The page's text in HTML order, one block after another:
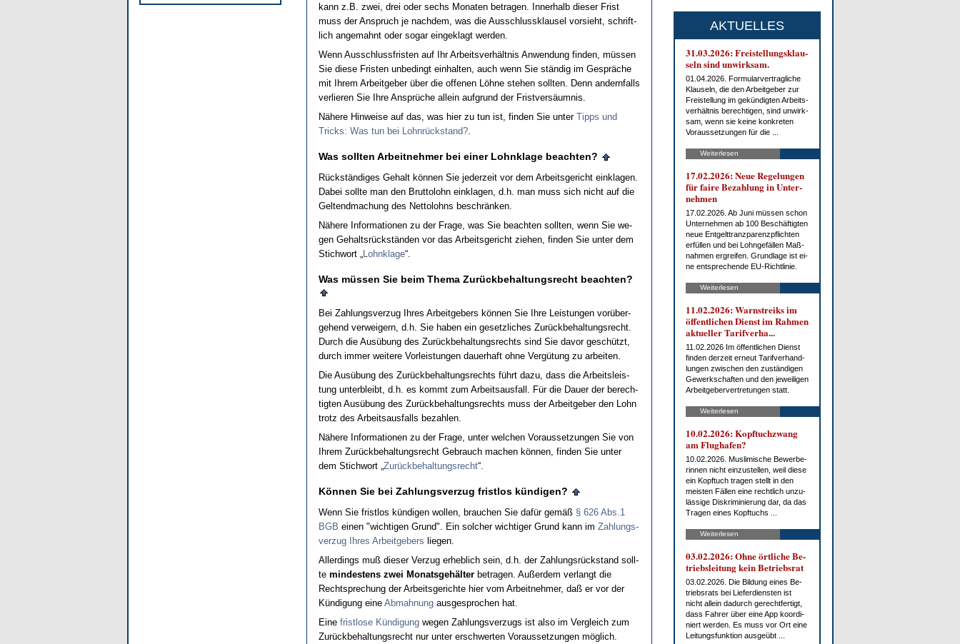
kann z.B. zwei, drei oder sechs Mo­na­ten be­tra­gen. In­ner­halb die­ser Frist
muss der An­spruch je nach­dem, was die Aus­schluss­klau­sel vor­sieht, schrift­
lich an­ge­mahnt oder so­gar ein­ge­klagt wer­den.
Wenn Aus­schluss­fris­ten auf Ihr Ar­beits­verhält­nis An­wen­dung fin­den, müssen
Sie die­se Fris­ten un­be­dingt ein­hal­ten, auch wenn Sie ständig im Gespräche
mit Ih­rem Ar­beit­ge­ber über die of­fe­nen Löhne ste­hen soll­ten. Denn an­dern­falls
ver­lie­ren Sie Ih­re Ansprüche al­lein auf­grund der Frist­versäum­nis.
Nähe­re Hin­wei­se auf das, was hier zu tun ist, fin­den Sie un­ter Tipps und
Tricks: Was tun bei Lohnrück­stand?.
Was soll­ten Ar­beit­neh­mer bei ei­ner Lohn­kla­ge be­ach­ten?
Rückständi­ges Ge­halt können Sie je­der­zeit vor dem Ar­beits­ge­richt ein­kla­gen.
Da­bei soll­te man den Brut­to­lohn ein­kla­gen, d.h. man muss sich nicht auf die
Gel­tend­ma­chung des Net­to­lohns be­schränken.
Nähe­re In­for­ma­tio­nen zu der Fra­ge, was Sie be­ach­ten soll­ten, wenn Sie we­
gen Ge­haltsrückständen vor das Ar­beits­ge­richt zie­hen, fin­den Sie un­ter dem
Stich­wort „Lohn­kla­ge“.
Was müssen Sie beim The­ma Zurück­be­hal­tungs­recht be­ach­ten?
Bei Zah­lungs­ver­zug Ih­res Ar­beit­ge­bers können Sie Ih­re Leis­tun­gen vorüber­
ge­hend ver­wei­gern, d.h. Sie ha­ben ein ge­setz­li­ches Zurück­be­hal­tungs­recht.
Durch die Ausübung des Zurück­be­hal­tungs­rechts sind Sie da­vor geschützt,
durch im­mer wei­te­re Vor­leis­tun­gen dau­er­haft oh­ne Vergütung zu ar­bei­ten.
Die Ausübung des Zurück­be­hal­tungs­rechts führt da­zu, dass die Ar­beits­leis­
tung un­ter­bleibt, d.h. es kommt zum Ar­beits­aus­fall. Für die Dau­er der be­rech­
tig­ten Ausübung des Zurück­be­hal­tungs­rechts muss der Ar­beit­ge­ber den Lohn
trotz des Ar­beits­aus­falls be­zah­len.
Nähe­re In­for­ma­tio­nen zu der Fra­ge, un­ter wel­chen Vor­aus­set­zun­gen Sie von
Ih­rem Zurück­be­hal­tungs­recht Ge­brauch ma­chen können, fin­den Sie un­ter
dem Stich­wort „Zurück­be­hal­tungs­recht“.
Können Sie bei Zah­lungs­ver­zug frist­los kündi­gen?
Wenn Sie frist­los kündi­gen wol­len, brau­chen Sie dafür gemäß § 626 Abs.1
BGB ei­nen "wich­ti­gen Grund". Ein sol­cher wich­ti­ger Grund kann im Zah­lungs­
ver­zug Ih­res Ar­beit­ge­bers lie­gen.
Al­ler­dings muß die­ser Ver­zug er­heb­lich sein, d.h. der Zah­lungsrück­stand soll­
te min­des­tens zwei Mo­nats­gehälterbe­tra­gen. Außer­dem ver­langt die
Recht­spre­chung der Ar­beits­ge­rich­te hier vom Ar­beit­neh­mer, daß er vor der
Kündi­gung ei­ne Ab­mah­nungaus­ge­spro­chen hat.
Ei­ne frist­lo­se Kündi­gungwe­gen Zah­lungs­ver­zugs ist al­so im Ver­gleich zum
Zurück­be­hal­tungs­recht nur un­ter er­schwer­ten Vor­aus­set­zun­gen möglich.
AKTUELLES
31.03.2026: Frei­stel­lungs­klau­
seln sind un­wirk­sam.
01.04.2026. For­mu­lar­ver­trag­li­che
Klau­seln, die den Ar­beit­ge­ber zur
Frei­stel­lung im ge­kün­dig­ten Ar­beits­
ver­hält­nis be­rech­ti­gen, sind un­wirk­
sam, wenn sie kei­ne kon­kre­ten
Vor­aus­set­zun­gen für die ...
Weiterlesen
17.02.2026: Neue Re­ge­lun­gen
für fai­re Be­zah­lung in Un­ter­
neh­men
17.02.2026. Ab Ju­ni müs­sen schon
Un­ter­neh­men ab 100 Be­schäf­tig­ten
neue Ent­gelt­tranz­pa­renz­pflich­ten
er­fül­len und bei Lohn­ge­fäl­len Maß­
nah­men er­grei­fen. Grund­la­ge ist ei­
ne ent­spre­chen­de EU-Richt­li­nie.
Weiterlesen
11.02.2026: Warn­streiks im
öf­fent­li­chen Dienst im Rah­men
ak­tu­el­ler Ta­rif­ver­ha...
11.02.2026 Im öf­fent­li­chen Dienst
fin­den der­zeit er­neut Ta­rif­ver­hand­
lun­gen zwi­schen den zu­stän­di­gen
Ge­werk­schaf­ten und den je­wei­li­gen
Ar­beit­ge­ber­ver­tre­tun­gen statt.
Weiterlesen
10.02.2026: Kopf­tuch­zwang
am Flug­ha­fen?
10.02.2026. Mus­li­mi­sche Be­wer­be­
rin­nen nicht ein­zu­stel­len, weil die­se
ein Kopf­tuch tra­gen stellt in den
meis­ten Fäl­len ei­ne recht­lich un­zu­
läs­si­ge Dis­kri­mi­nie­rung dar, da das
Tra­gen ei­nes Kopf­tuchs ...
Weiterlesen
03.02.2026: Oh­ne ört­li­che Be­
triebs­lei­tung kein Be­triebs­rat
03.02.2026. Die Bil­dung ei­nes Be­
triebs­rats bei Lie­fer­diens­ten ist
nicht al­lein da­durch ge­recht­fer­tigt,
dass Fah­rer über ei­ne App ko­or­di­
niert wer­den. Es muss vor Ort ei­ne
Lei­tungs­funk­ti­on aus­ge­übt ...